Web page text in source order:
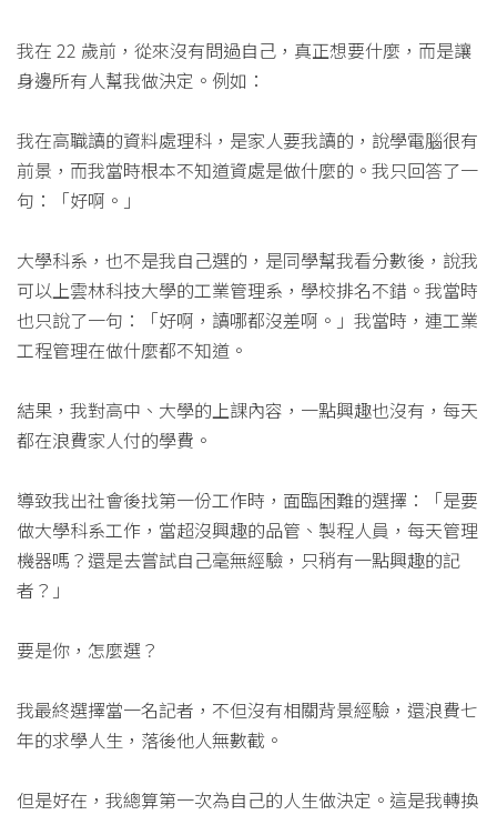
我在 22 歲前，從來沒有問過自己，真正想要什麼，而是讓
身邊所有人幫我做決定。例如：
我在高職讀的資料處理科，是家人要我讀的，說學電腦很有
前景，而我當時根本不知道資處是做什麼的。我只回答了一
句：「好啊。」
大學科系，也不是我自己選的，是同學幫我看分數後，說我
可以上雲林科技大學的工業管理系，學校排名不錯。我當時
也只說了一句：「好啊，讀哪都沒差啊。」我當時，連工業
工程管理在做什麼都不知道。
結果，我對高中、大學的上課內容，一點興趣也沒有，每天
都在浪費家人付的學費。
導致我出社會後找第一份工作時，面臨困難的選擇：「是要
做大學科系工作，當超沒興趣的品管、製程人員，每天管理
機器嗎？還是去嘗試自己毫無經驗，只稍有一點興趣的記
者？」
要是你，怎麼選？
我最終選擇當一名記者，不但沒有相關背景經驗，還浪費七
年的求學人生，落後他人無數截。
但是好在，我總算第一次為自己的人生做決定。這是我轉換